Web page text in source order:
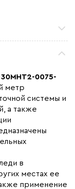
площадей
стяжку, Внутренний,
30МНТ2-0075-
метр
системы и
а также
в
местах ее
применение